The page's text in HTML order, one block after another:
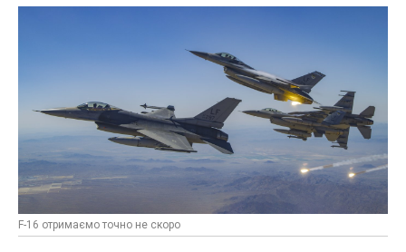
F-16 отримаємо точно не скоро